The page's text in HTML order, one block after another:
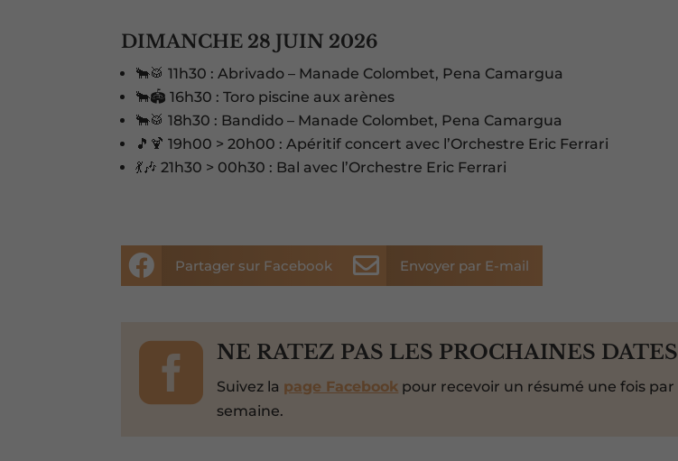
DIMANCHE 28 JUIN 2026
🐂🥁 11h30 : Abrivado – Manade Colombet, Pena Camargua
🐂🏟️ 16h30 : Toro piscine aux arènes
🐂🥁 18h30 : Bandido – Manade Colombet, Pena Camargua
🎵🍹 19h00 > 20h00 : Apéritif concert avec l’Orchestre Eric Ferrari
💃🎶 21h30 > 00h30 : Bal avec l’Orchestre Eric Ferrari
 Partager sur Facebook  Envoyer par E-mail
 NE RATEZ PAS LES PROCHAINES DATES
Suivez la page Facebook pour recevoir un résumé une fois par
semaine.